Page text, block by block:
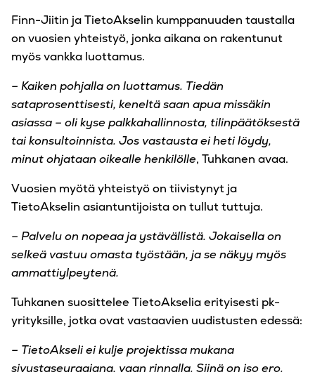
Finn-Jiitin ja TietoAkselin kumppanuuden taustalla
on vuosien yhteistyö, jonka aikana on rakentunut
myös vankka luottamus.
– Kaiken pohjalla on luottamus. Tiedän
sataprosenttisesti, keneltä saan apua missäkin
asiassa – oli kyse palkkahallinnosta, tilinpäätöksestä
tai konsultoinnista. Jos vastausta ei heti löydy,
minut ohjataan oikealle henkilölle, Tuhkanen avaa.
Vuosien myötä yhteistyö on tiivistynyt ja
TietoAkselin asiantuntijoista on tullut tuttuja.
– Palvelu on nopeaa ja ystävällistä. Jokaisella on
selkeä vastuu omasta työstään, ja se näkyy myös
ammattiylpeytenä.
Tuhkanen suosittelee TietoAkselia erityisesti pk-
yrityksille, jotka ovat vastaavien uudistusten edessä:
– TietoAkseli ei kulje projektissa mukana
sivustaseuraajana, vaan rinnalla. Siinä on iso ero.